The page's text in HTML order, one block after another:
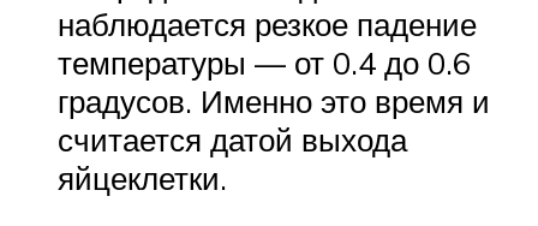
наблюдается резкое падение
температуры — от 0.4 до 0.6
градусов. Именно это время и
считается датой выхода
яйцеклетки.